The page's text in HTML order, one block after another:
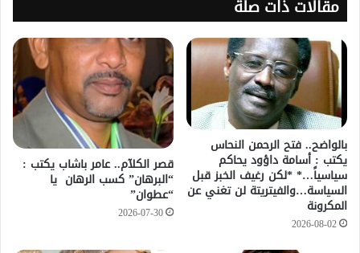
مقالات ذات صلة
بالواضح.. فتح الرحمن النحاس
يكتب : أسامة داؤود يحاكم
سياسياً…* *لكن رغيف الخبز قبل
السياسة…والفيتريتة لن تغني عن
المكرونة
2026-08-02
قصر الكلآم.. عامر باشاب يكتب :
“البرهان” كسب الرهان يا
“عطوان”
2026-07-30